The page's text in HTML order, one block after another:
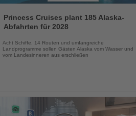
Sie
die
Princess Cruises plant 185 Alaska-
Abfahrten für 2028
Acht Schiffe, 14 Routen und umfangreiche
Landprogramme sollen Gästen Alaska vom Wasser und
vom Landesinneren aus erschließen